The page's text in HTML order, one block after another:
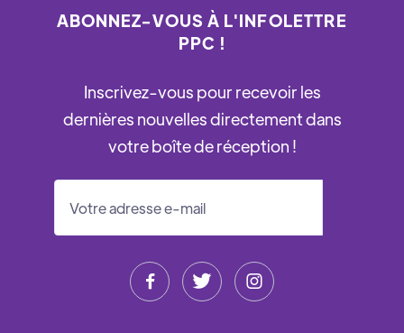
ABONNEZ-VOUS À L'INFOLETTRE
PPC !
Inscrivez-vous pour recevoir les
dernières nouvelles directement dans
votre boîte de réception !
  